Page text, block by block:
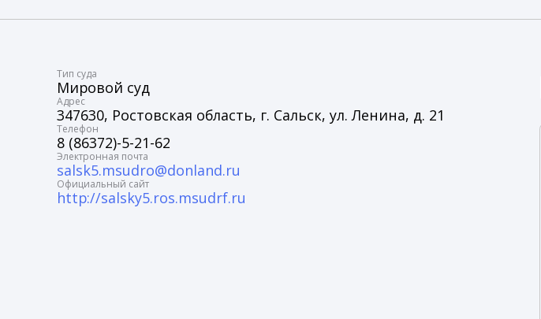
Tип суда
Мировой суд
Адрес
347630, Ростовская область, г. Сальск, ул. Ленина, д. 21
Телефон
8 (86372)-5-21-62
Электронная почта
salsk5.msudro@donland.ru
Официальный сайт
http://salsky5.ros.msudrf.ru